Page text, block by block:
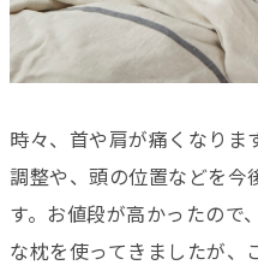
時々、首や肩が痛くなりま
調整や、頭の位置などを今
す。お値段が高かったので
な枕を使ってきましたが、